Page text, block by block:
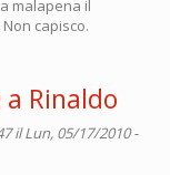
malapena il
capisco.
Rinaldo
il Lun, 05/17/2010 -